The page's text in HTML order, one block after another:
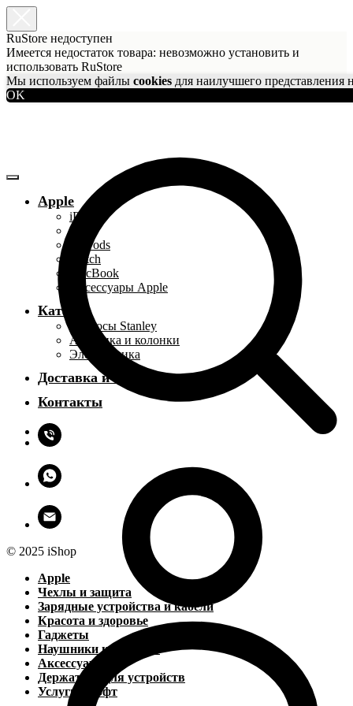
RuStore недоступен
Имеется недостаток товара: невозможно установить и
использовать RuStore
Мы используем файлы cookies для наилучшего представления
OK
Apple
iPhone
iPad
AirPods
Watch
MacBook
Аксессуары Apple
Каталог
Термосы Stanley
Акустика и колонки
Электроника
Доставка и оплата
Контакты
© 2025 iShop
Apple
Чехлы и защита
Зарядные устройства и кабели
Красота и здоровье
Гаджеты
Наушники и колонки
Аксессуары
Держатели для устройств
Услуги и софт